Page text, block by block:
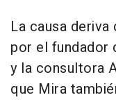
La causa
por el fundador
y la consultora
que Mira